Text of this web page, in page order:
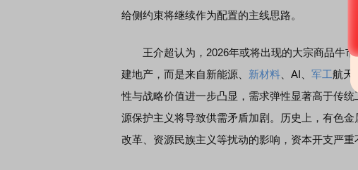
给侧约束将继续作为配置的主线思路。
王介超认为，2026年或将出现的大宗商品牛市
建地产，而是来自新能源、 新材料 、AI、 军工航天
性与战略价值进一步凸显，需求弹性显著高于传
源保护主义将导致供需矛盾加剧。历史上，有色
改革、资源民族主义等扰动的影响，资本开支严重